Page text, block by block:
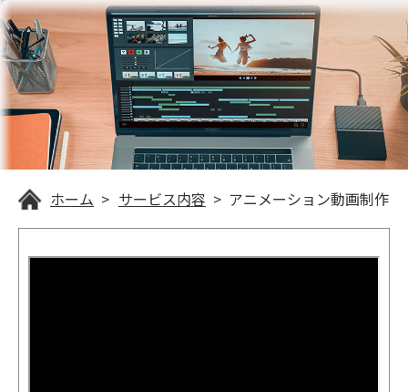
ホーム サービス内容 アニメーション動画制作